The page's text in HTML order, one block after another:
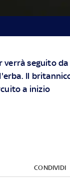
verrà seguito da
Il
a inizio
CONDIVIDI